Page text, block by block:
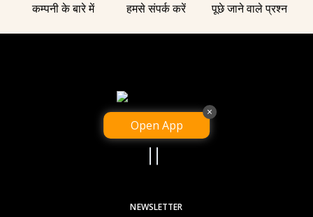
कम्पनी के बारे में हमसे संपर्क करें पूछे जाने वाले प्रश्न
हमारा ऐप डाउनलोड करें
NEWSLETTER
Open App
×